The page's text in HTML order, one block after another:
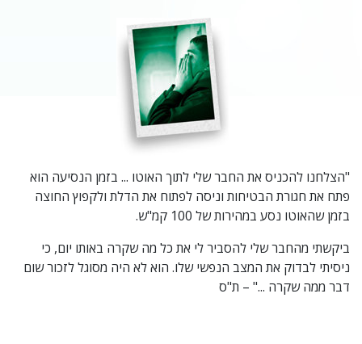
"הצלחנו להכניס את החבר שלי לתוך האוטו ... בזמן הנסיעה הוא
פתח את חגורת הבטיחות וניסה לפתוח את הדלת ולקפוץ החוצה
בזמן שהאוטו נסע במהירות של 100 קמ"ש.
ביקשתי מהחבר שלי להסביר לי את כל מה שקרה באותו יום, כי
ניסיתי לבדוק את המצב הנפשי שלו. הוא לא היה מסוגל לזכור שום
דבר ממה שקרה ..." – ת"ס